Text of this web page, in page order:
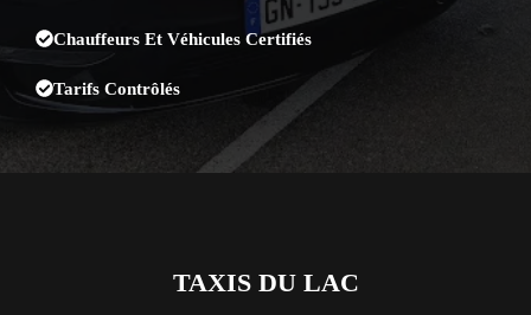
Chauffeurs Et Véhicules Certifiés
Tarifs Contrôlés
TAXIS DU LAC